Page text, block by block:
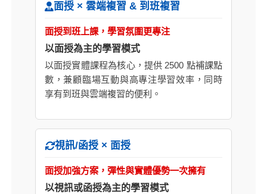
面授 × 雲端複習 & 到班複習
面授到班上課，學習氛圍更專注
以面授為主的學習模式
以面授實體課程為核心，提供 2500 點補課點
數，兼顧臨場互動與高專注學習效率，同時
享有到班與雲端複習的便利。
視訊/函授 × 面授
面授加強方案，彈性與實體優勢一次擁有
以視訊或函授為主的學習模式